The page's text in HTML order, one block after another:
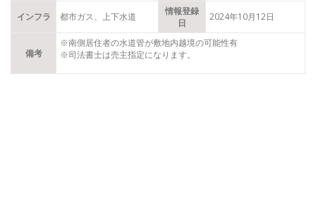
インフラ 都市ガス、上下水道
情報登録
日
2024年10月12日
備考
※南側居住者の水道管が敷地内越境の可能性有
※司法書士は売主指定になります。